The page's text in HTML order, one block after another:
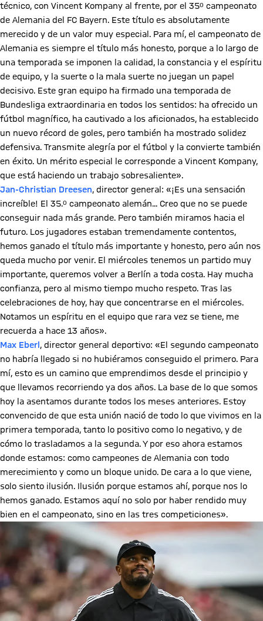
técnico, con Vincent Kompany al frente, por el 35º campeonato
de Alemania del FC Bayern. Este título es absolutamente
merecido y de un valor muy especial. Para mí, el campeonato de
Alemania es siempre el título más honesto, porque a lo largo de
una temporada se imponen la calidad, la constancia y el espíritu
de equipo, y la suerte o la mala suerte no juegan un papel
decisivo. Este gran equipo ha firmado una temporada de
Bundesliga extraordinaria en todos los sentidos: ha ofrecido un
fútbol magnífico, ha cautivado a los aficionados, ha establecido
un nuevo récord de goles, pero también ha mostrado solidez
defensiva. Transmite alegría por el fútbol y la convierte también
en éxito. Un mérito especial le corresponde a Vincent Kompany,
que está haciendo un trabajo sobresaliente».
Jan-Christian Dreesen, director general: «¡Es una sensación
increíble! El 35.º campeonato alemán... Creo que no se puede
conseguir nada más grande. Pero también miramos hacia el
futuro. Los jugadores estaban tremendamente contentos,
hemos ganado el título más importante y honesto, pero aún nos
queda mucho por venir. El miércoles tenemos un partido muy
importante, queremos volver a Berlín a toda costa. Hay mucha
confianza, pero al mismo tiempo mucho respeto. Tras las
celebraciones de hoy, hay que concentrarse en el miércoles.
Notamos un espíritu en el equipo que rara vez se tiene, me
recuerda a hace 13 años».
Max Eberl , director general deportivo: «El segundo campeonato
no habría llegado si no hubiéramos conseguido el primero. Para
mí, esto es un camino que emprendimos desde el principio y
que llevamos recorriendo ya dos años. La base de lo que somos
hoy la asentamos durante todos los meses anteriores. Estoy
convencido de que esta unión nació de todo lo que vivimos en la
primera temporada, tanto lo positivo como lo negativo, y de
cómo lo trasladamos a la segunda. Y por eso ahora estamos
donde estamos: como campeones de Alemania con todo
merecimiento y como un bloque unido. De cara a lo que viene,
solo siento ilusión. Ilusión porque estamos ahí, porque nos lo
hemos ganado. Estamos aquí no solo por haber rendido muy
bien en el campeonato, sino en las tres competiciones».